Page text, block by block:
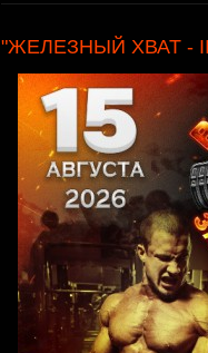
"ЖЕЛЕЗНЫЙ ХВАТ -